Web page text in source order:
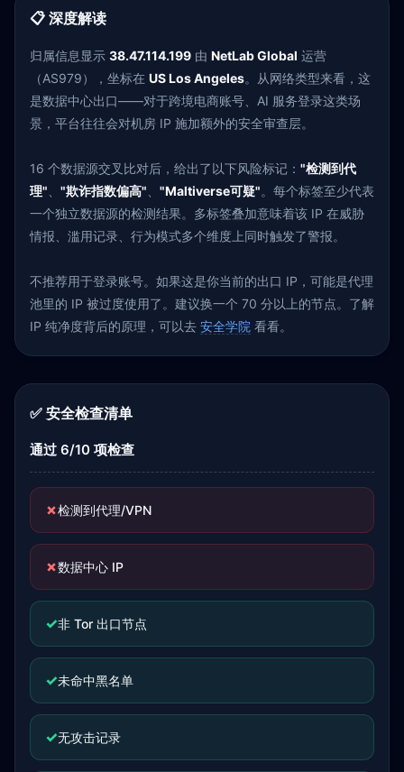
📋 深度解读
归属信息显示 38.47.114.199 由 NetLab Global 运营
（AS979），坐标在 US Los Angeles。从网络类型来看，这
是数据中心出口——对于跨境电商账号、AI 服务登录这类场
景，平台往往会对机房 IP 施加额外的安全审查层。
16 个数据源交叉比对后，给出了以下风险标记： "检测到代
理"
"欺诈指数偏高" "Maltiverse可疑"。每个标签至少代表
一个独立数据源的检测结果。多标签叠加意味着该 IP 在威胁
情报、滥用记录、行为模式多个维度上同时触发了警报。
不推荐用于登录账号。如果这是你当前的出口 IP，可能是代理
池里的 IP 被过度使用了。建议换一个 70 分以上的节点。了解
IP 纯净度背后的原理，可以去 安全学院 看看。
✅ 安全检查清单
通过 6/10 项检查
✗检测到代理/VPN
✗数据中心 IP
✓非 Tor 出口节点
✓未命中黑名单
✓无攻击记录